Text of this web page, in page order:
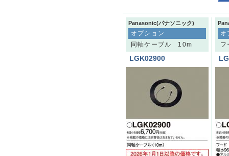
Panasonic(パナソニック)
オプション
同軸ケーブル 10m
LGK02900
オ
フ